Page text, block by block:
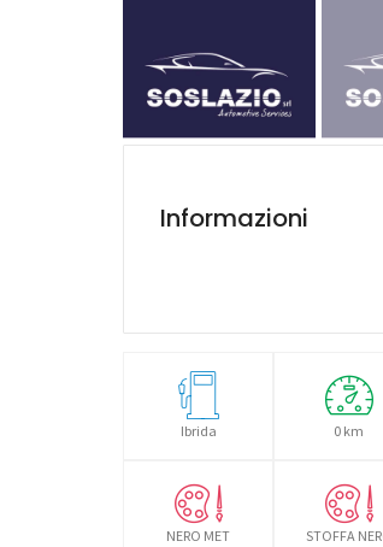
Informazioni
Ibrida 0 km
NERO MET STOFFA